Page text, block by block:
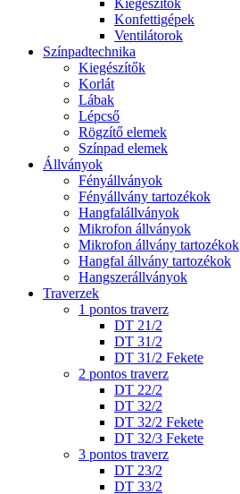
Kiegészítők
Konfettigépek
Ventilátorok
Színpadtechnika
Kiegészítők
Korlát
Lábak
Lépcső
Rögzítő elemek
Színpad elemek
Állványok
Fényállványok
Fényállvány tartozékok
Hangfalállványok
Mikrofon állványok
Mikrofon állvány tartozékok
Hangfal állvány tartozékok
Hangszerállványok
Traverzek
1 pontos traverz
DT 21/2
DT 31/2
DT 31/2 Fekete
2 pontos traverz
DT 22/2
DT 32/2
DT 32/2 Fekete
DT 32/3 Fekete
3 pontos traverz
DT 23/2
DT 33/2